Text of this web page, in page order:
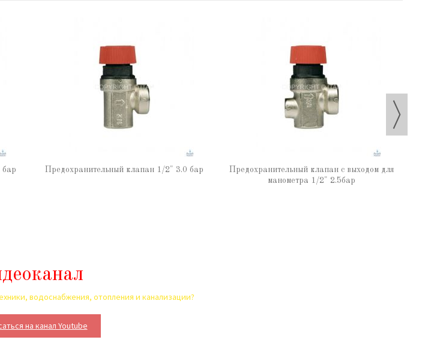
бар Предохранительный клапан 1/2" 3.0 бар
Предохранительный клапан с выходом для
манометра 1/2" 2.5бар
водоснабжения, отопления и канализации?
на канал Youtube